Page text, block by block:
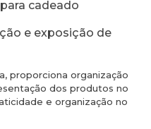
cadeado
e exposição de
proporciona organização
dos produtos no
e organização no